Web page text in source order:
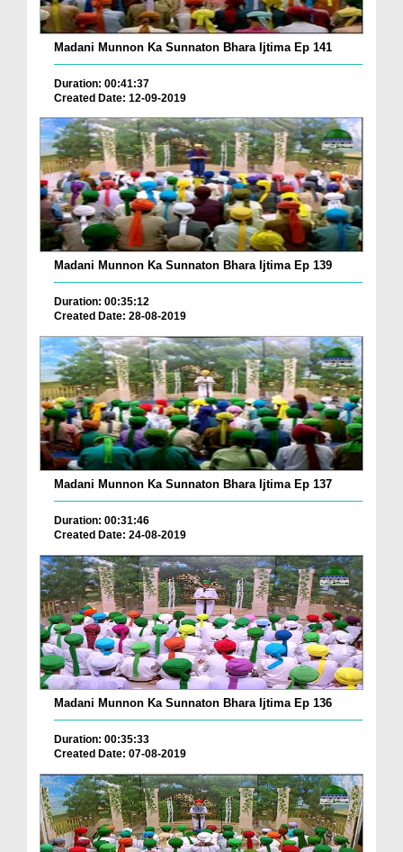
Madani Munnon Ka Sunnaton Bhara Ijtima Ep 141
Duration: 00:41:37
Created Date: 12-09-2019
Madani Munnon Ka Sunnaton Bhara Ijtima Ep 139
Duration: 00:35:12
Created Date: 28-08-2019
Madani Munnon Ka Sunnaton Bhara Ijtima Ep 137
Duration: 00:31:46
Created Date: 24-08-2019
Madani Munnon Ka Sunnaton Bhara Ijtima Ep 136
Duration: 00:35:33
Created Date: 07-08-2019